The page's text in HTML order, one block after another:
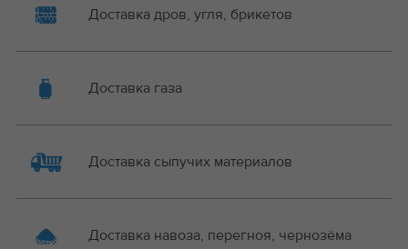
Доставка дров, угля, брикетов
Доставка газа
Доставка сыпучих материалов
Доставка навоза, перегноя, чернозёма